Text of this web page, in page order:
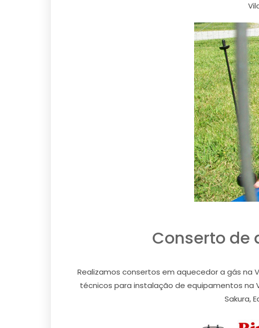
Conserto de
Realizamos consertos em aquecedor a gás na
técnicos para instalação de equipamentos na
Sakura,